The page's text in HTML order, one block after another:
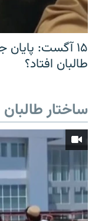
۱۵ آگست:
طالبان افتاد؟
ساختار طالبان